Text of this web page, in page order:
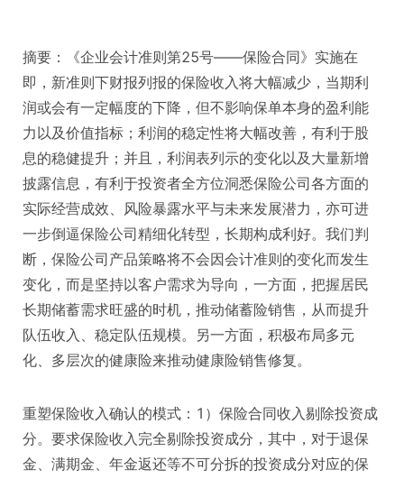
摘要：《企业会计准则第25号——保险合同》实施在
即，新准则下财报列报的保险收入将大幅减少，当期利
润或会有一定幅度的下降，但不影响保单本身的盈利能
力以及价值指标；利润的稳定性将大幅改善，有利于股
息的稳健提升；并且，利润表列示的变化以及大量新增
披露信息，有利于投资者全方位洞悉保险公司各方面的
实际经营成效、风险暴露水平与未来发展潜力，亦可进
一步倒逼保险公司精细化转型，长期构成利好。我们判
断，保险公司产品策略将不会因会计准则的变化而发生
变化，而是坚持以客户需求为导向，一方面，把握居民
长期储蓄需求旺盛的时机，推动储蓄险销售，从而提升
队伍收入、稳定队伍规模。另一方面，积极布局多元
化、多层次的健康险来推动健康险销售修复。
重塑保险收入确认的模式：1）保险合同收入剔除投资成
分。要求保险收入完全剔除投资成分，其中，对于退保
金、满期金、年金返还等不可分拆的投资成分对应的保